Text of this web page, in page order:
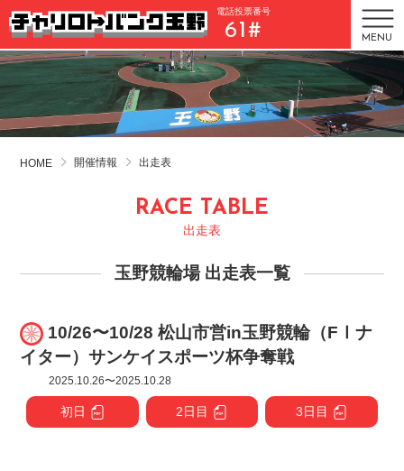
電話投票番号
61# MENU
HOME 開催情報 出走表
RACE TABLE
出走表
玉野競輪場 出走表一覧
10/26〜10/28 松山市営in玉野競輪（FⅠナ
イター）サンケイスポーツ杯争奪戦
2025.10.26〜2025.10.28
初日 2日目 3日目